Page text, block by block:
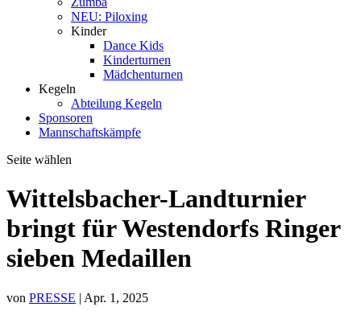
NEU: Piloxing
Kinder
Dance Kids
Kinderturnen
Mädchenturnen
Kegeln
Abteilung Kegeln
Sponsoren
Mannschaftskämpfe
Seite wählen
Wittelsbacher-Landturnier
bringt für Westendorfs Ringer
sieben Medaillen
von PRESSE | Apr. 1, 2025